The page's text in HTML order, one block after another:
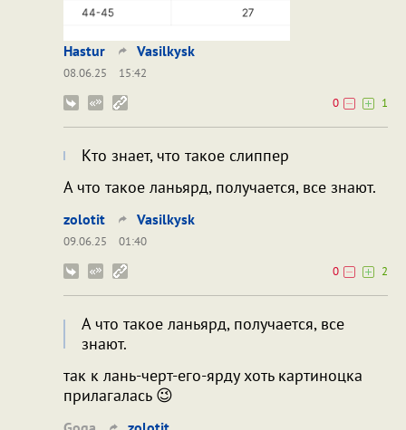
Hastur Vasilkysk
08.06.25
15:42
0
1
Кто знает, что такое слиппер
А что такое ланьярд, получается, все знают.
zolotit Vasilkysk
09.06.25
01:40
0
2
А что такое ланьярд, получается, все
знают.
так к лань-черт-его-ярду хоть картиноцка
прилагалась 😉